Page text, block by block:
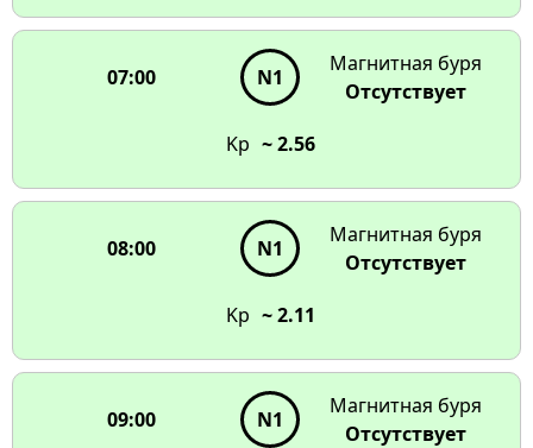
07:00 N1
Магнитная буря
Отсутствует
Kp ~ 2.56
08:00 N1
Магнитная буря
Отсутствует
Kp ~ 2.11
09:00 N1
Магнитная буря
Отсутствует